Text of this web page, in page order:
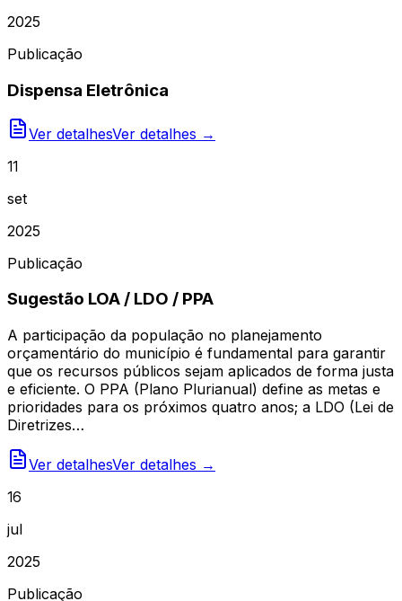
2025
Publicação
Dispensa Eletrônica
Ver detalhesVer detalhes →
11
set
2025
Publicação
Sugestão LOA / LDO / PPA
A participação da população no planejamento
orçamentário do município é fundamental para garantir
que os recursos públicos sejam aplicados de forma justa
e eficiente. O PPA (Plano Plurianual) define as metas e
prioridades para os próximos quatro anos; a LDO (Lei de
Diretrizes…
Ver detalhesVer detalhes →
16
jul
2025
Publicação